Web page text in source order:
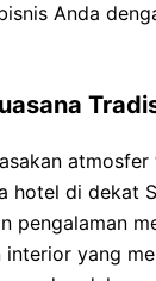
Anda
hotel di dekat
pengalaman
interior yang